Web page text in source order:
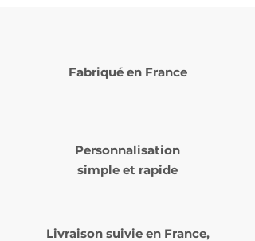
Fabriqué en France
Personnalisation
simple et rapide
Livraison suivie en France,